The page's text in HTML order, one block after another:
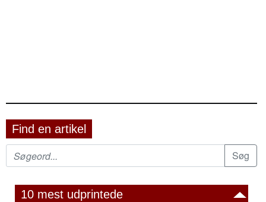
Find en artikel
10 mest udprintede